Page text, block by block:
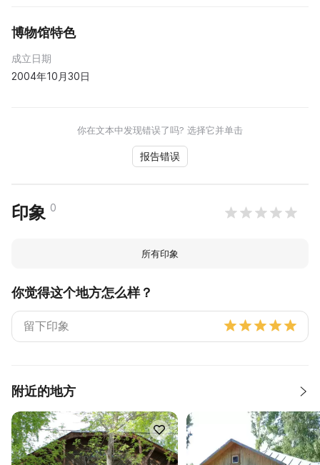
博物馆特色
成立日期
2004年10月30日
你在文本中发现错误了吗? 选择它并单击
报告错误
印象 0
所有印象
你觉得这个地方怎么样？
附近的地方